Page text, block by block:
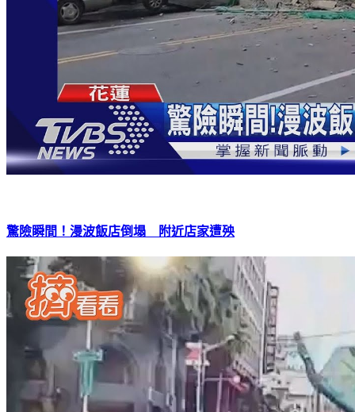
驚險瞬間！漫波飯店倒塌 附近店家遭殃